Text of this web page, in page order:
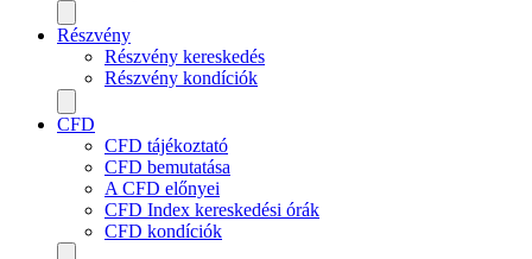
Részvény
Részvény kereskedés
Részvény kondíciók
CFD
CFD tájékoztató
CFD bemutatása
A CFD előnyei
CFD Index kereskedési órák
CFD kondíciók